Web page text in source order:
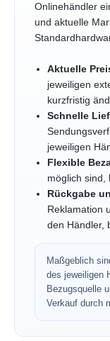
Onlinehändler
und aktuelle
Aktuelle
jeweiligen
kurzfristig
Schnelle
jeweiligen
Flexible
möglich sind,
Rückgabe
Reklamation
den Händler,
Maßgeblich
des jeweiligen
Bezugsquelle
Verkauf durch